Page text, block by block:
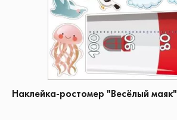
Наклейка-ростомер "Весёлый маяк"